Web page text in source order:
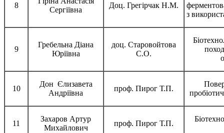
8
Сергіївна
Доц. Грегірчак Н.М.
з
9
Гребельна Діана
Юріївна
доц. Старовойтова
С.О.
10
Дон Єлизавета
Андріївна
проф. Пирог Т.П.
11
Захаров Артур
Михайлович
проф. Пирог Т.П.